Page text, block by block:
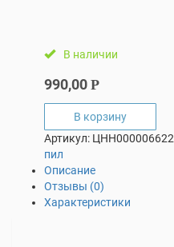
В наличии
990,00 Р
В корзину
Артикул: ЦНН000006622
пил
Описание
Отзывы (0)
Характеристики